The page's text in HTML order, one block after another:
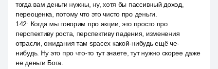
тогда вам деньги нужны, ну, хотя бы пассивный доход,
переоценка, потому что это чисто про деньги.
142: Когда мы говорим про акции, это просто про
перспективу роста, перспективу падения, изменения
отрасли, ожидания там spacex какой-нибудь ещё че-
нибудь. Ну это про что-то тут знаете, тут нужно скорее даже
не деньги Бога.